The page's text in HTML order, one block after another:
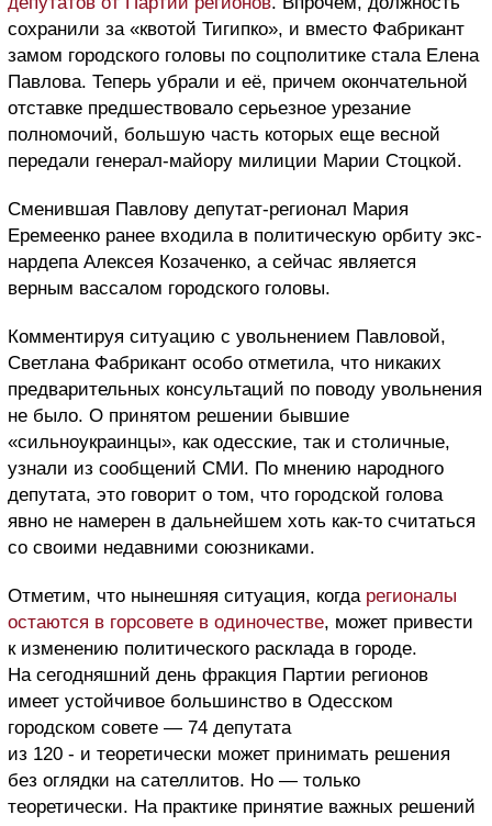
сохранили за «квотой Тигипко», и вместо Фабрикант
замом городского головы по соцполитике стала Елена
Павлова. Теперь убрали и её, причем окончательной
отставке предшествовало серьезное урезание
полномочий, большую часть которых еще весной
передали генерал-майору милиции Марии Стоцкой.
Сменившая Павлову депутат-регионал Мария
Еремеенко ранее входила в политическую орбиту экс-
нардепа Алексея Козаченко, а сейчас является
верным вассалом городского головы.
Комментируя ситуацию с увольнением Павловой,
Светлана Фабрикант особо отметила, что никаких
предварительных консультаций по поводу увольнения
не было. О принятом решении бывшие
«сильноукраинцы», как одесские, так и столичные,
узнали из сообщений СМИ. По мнению народного
депутата, это говорит о том, что городской голова
явно не намерен в дальнейшем хоть как-то считаться
со своими недавними союзниками.
Отметим, что нынешняя ситуация, когда регионалы
остаются в горсовете в одиночестве, может привести
к изменению политического расклада в городе.
На сегодняшний день фракция Партии регионов
имеет устойчивое большинство в Одесском
городском совете — 74 депутата
из 120 - и теоретически может принимать решения
без оглядки на сателлитов. Но — только
теоретически. На практике принятие важных решений